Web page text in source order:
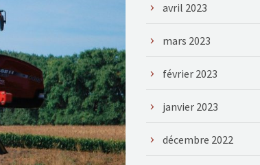
avril 2023
mars 2023
février 2023
janvier 2023
décembre 2022